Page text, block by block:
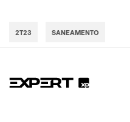
2T23 SANEAMENTO